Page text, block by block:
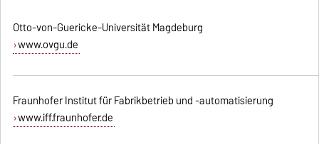
Otto-von-Guericke-Universität Magdeburg
www.ovgu.de
Fraunhofer Institut für Fabrikbetrieb und -automatisierung
www.iff.fraunhofer.de